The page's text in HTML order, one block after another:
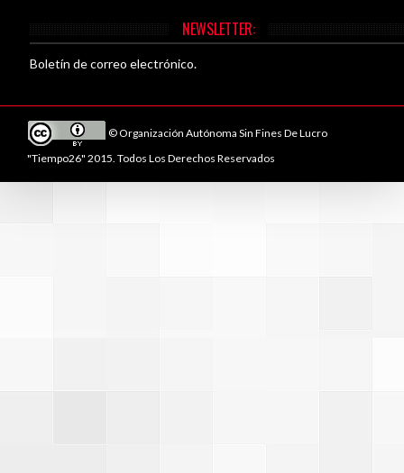
NEWSLETTER:
Boletín de correo electrónico.
© Organización Autónoma Sin Fines De Lucro
"Tiempo26" 2015. Todos Los Derechos Reservados